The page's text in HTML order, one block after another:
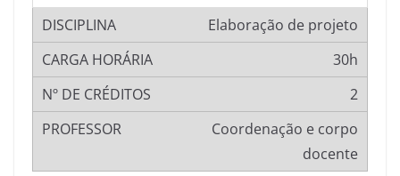
Elaboração de projeto
30h
2
Coordenação e corpo
docente